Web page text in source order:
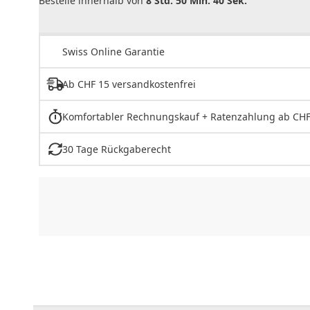
Swiss Online Garantie
Ab CHF 15 versandkostenfrei
Komfortabler Rechnungskauf + Ratenzahlung ab
30 Tage Rückgaberecht